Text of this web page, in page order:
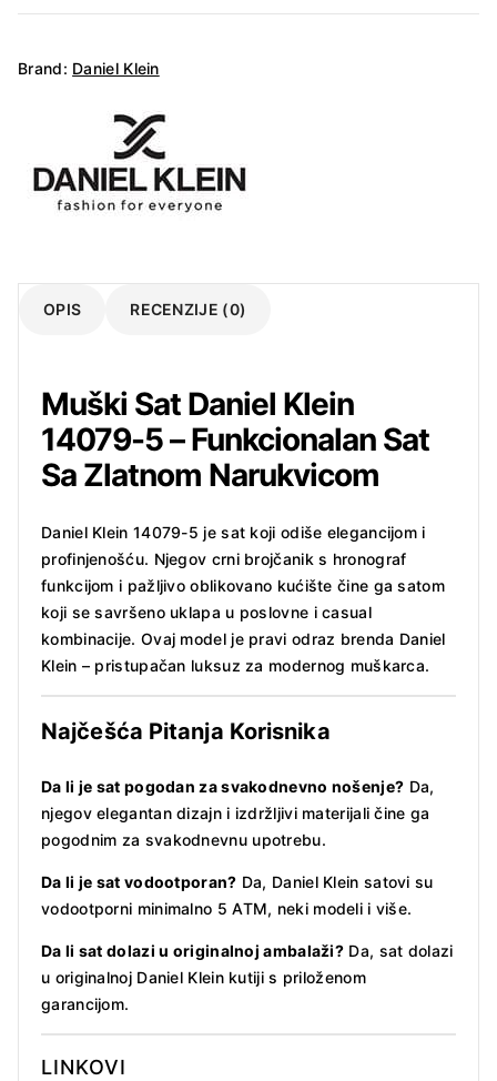
Brand: Daniel Klein
OPIS RECENZIJE (0)
Muški Sat Daniel Klein
14079-5 – Funkcionalan Sat
Sa Zlatnom Narukvicom
Daniel Klein 14079-5 je sat koji odiše elegancijom i
profinjenošću. Njegov crni brojčanik s hronograf
funkcijom i pažljivo oblikovano kućište čine ga satom
koji se savršeno uklapa u poslovne i casual
kombinacije. Ovaj model je pravi odraz brenda Daniel
Klein – pristupačan luksuz za modernog muškarca.
Najčešća Pitanja Korisnika
Da li je sat pogodan za svakodnevno nošenje? Da,
njegov elegantan dizajn i izdržljivi materijali čine ga
pogodnim za svakodnevnu upotrebu.
Da li je sat vodootporan? Da, Daniel Klein satovi su
vodootporni minimalno 5 ATM, neki modeli i više.
Da li sat dolazi u originalnoj ambalaži? Da, sat dolazi
u originalnoj Daniel Klein kutiji s priloženom
garancijom.
LINKOVI